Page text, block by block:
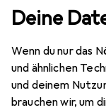
Deine
Wenn du nur das
und ähnlichen
und deinem
brauchen wir, um
Wohnzimmer Regal